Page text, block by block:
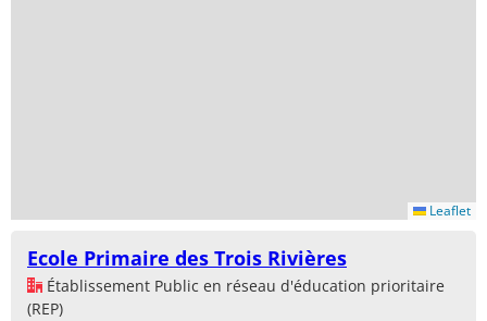
Leaflet
Ecole Primaire des Trois Rivières
Établissement Public en réseau d'éducation prioritaire
(REP)